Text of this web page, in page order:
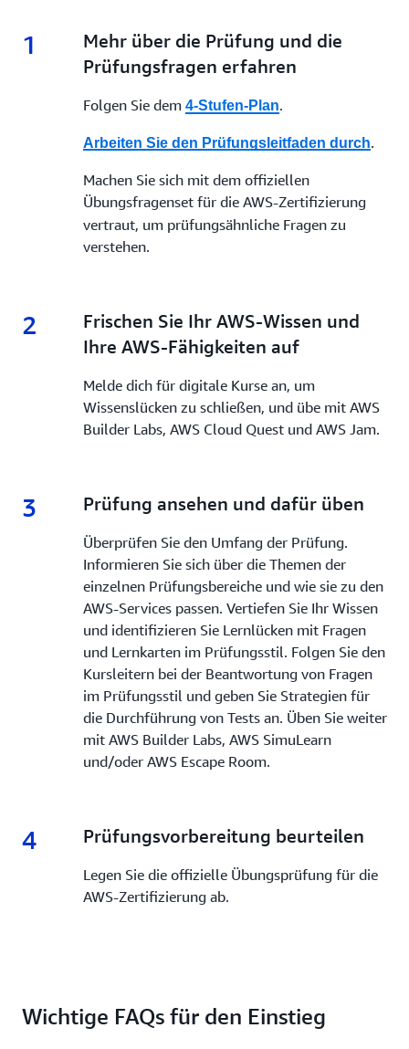
1 1.
Mehr über die Prüfung und die
Prüfungsfragen erfahren
Folgen Sie dem 4-Stufen-Plan.
Arbeiten Sie den Prüfungsleitfaden durch.
Machen Sie sich mit dem offiziellen
Übungsfragenset für die AWS-Zertifizierung
vertraut, um prüfungsähnliche Fragen zu
verstehen.
2 2.
Frischen Sie Ihr AWS-Wissen und
Ihre AWS-Fähigkeiten auf
Melde dich für digitale Kurse an, um
Wissenslücken zu schließen, und übe mit AWS
Builder Labs, AWS Cloud Quest und AWS Jam.
3 3.
Prüfung ansehen und dafür üben
Überprüfen Sie den Umfang der Prüfung.
Informieren Sie sich über die Themen der
einzelnen Prüfungsbereiche und wie sie zu den
AWS-Services passen. Vertiefen Sie Ihr Wissen
und identifizieren Sie Lernlücken mit Fragen
und Lernkarten im Prüfungsstil. Folgen Sie den
Kursleitern bei der Beantwortung von Fragen
im Prüfungsstil und geben Sie Strategien für
die Durchführung von Tests an. Üben Sie weiter
mit AWS Builder Labs, AWS SimuLearn
und/oder AWS Escape Room.
4 4.
Prüfungsvorbereitung beurteilen
Legen Sie die offizielle Übungsprüfung für die
AWS-Zertifizierung ab.
Wichtige FAQs für den Einstieg